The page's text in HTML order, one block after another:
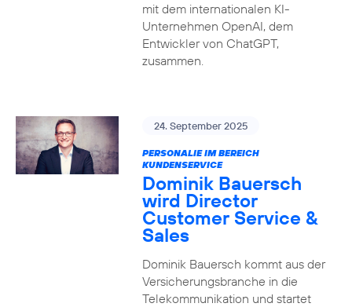
mit dem internationalen KI-
Unternehmen OpenAI, dem
Entwickler von ChatGPT,
zusammen.
24. September 2025
PERSONALIE IM BEREICH
KUNDENSERVICE
Dominik Bauersch
wird Director
Customer Service &
Sales
Dominik Bauersch kommt aus der
Versicherungsbranche in die
Telekommunikation und startet